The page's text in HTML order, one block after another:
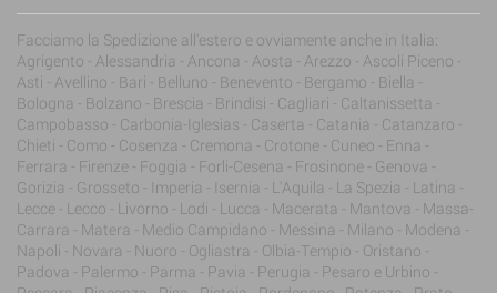
Facciamo la Spedizione all'estero e ovviamente anche in Italia:
Agrigento - Alessandria - Ancona - Aosta - Arezzo - Ascoli Piceno -
Asti - Avellino - Bari - Belluno - Benevento - Bergamo - Biella -
Bologna - Bolzano - Brescia - Brindisi - Cagliari - Caltanissetta -
Campobasso - Carbonia-Iglesias - Caserta - Catania - Catanzaro -
Chieti - Como - Cosenza - Cremona - Crotone - Cuneo - Enna -
Ferrara - Firenze - Foggia - Forli-Cesena - Frosinone - Genova -
Gorizia - Grosseto - Imperia - Isernia - L'Aquila - La Spezia - Latina -
Lecce - Lecco - Livorno - Lodi - Lucca - Macerata - Mantova - Massa-
Carrara - Matera - Medio Campidano - Messina - Milano - Modena -
Napoli - Novara - Nuoro - Ogliastra - Olbia-Tempio - Oristano -
Padova - Palermo - Parma - Pavia - Perugia - Pesaro e Urbino -